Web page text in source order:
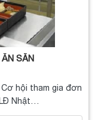
SẴN
hội tham gia đơn
Nhật…